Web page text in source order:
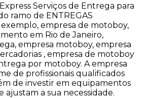
Serviços de Entrega para
ramo de ENTREGAS
exemplo, empresa de motoboy,
em Rio de Janeiro,
empresa motoboy, empresa
, empresa de motoboy
por motoboy. A empresa
de profissionais qualificados
de investir em equipamentos
ajustam a sua necessidade.